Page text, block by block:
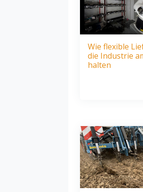
Wie flexible
die Industrie
halten